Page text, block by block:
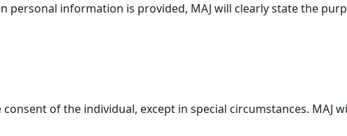
personal information is provided, MAJ will clearly state the
of the individual, except in special circumstances. MAJ